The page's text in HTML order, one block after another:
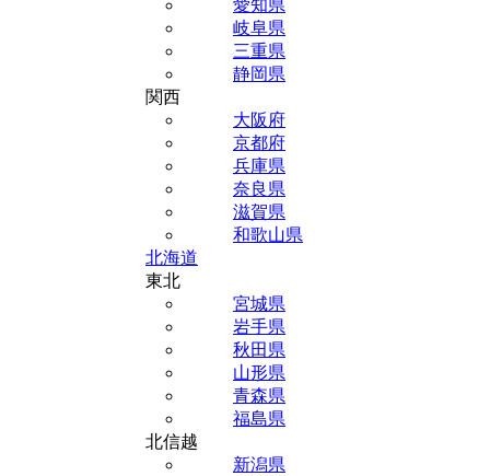
愛知県
岐阜県
三重県
静岡県
関西
大阪府
京都府
兵庫県
奈良県
滋賀県
和歌山県
北海道
東北
宮城県
岩手県
秋田県
山形県
青森県
福島県
北信越
新潟県